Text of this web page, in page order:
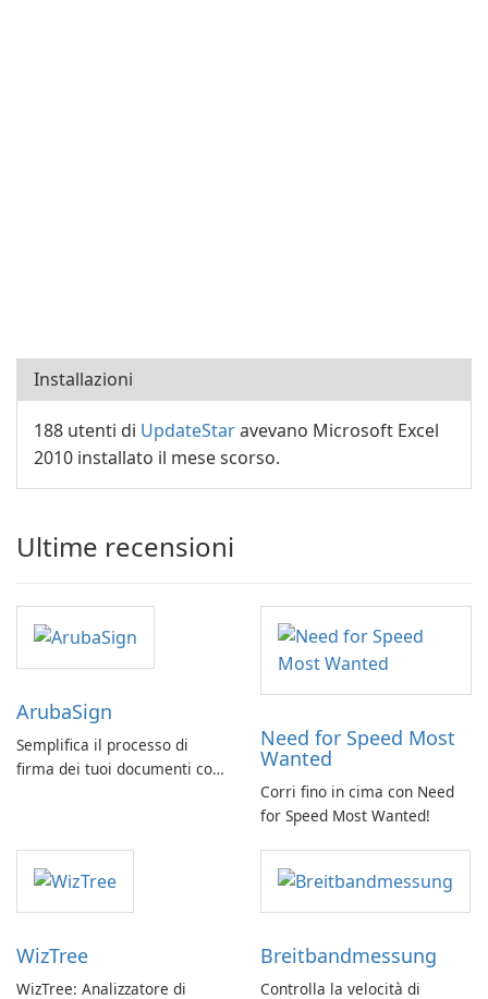
Installazioni
188 utenti di UpdateStaravevano Microsoft Excel
2010 installato il mese scorso.
Ultime recensioni
ArubaSign
Semplifica il processo di
firma dei tuoi documenti con
Need for Speed Most
Wanted
Corri fino in cima con Need
for Speed Most Wanted!
WizTree
WizTree: Analizzatore di
Breitbandmessung
Controlla la velocità di